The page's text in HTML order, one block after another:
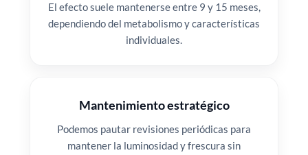
El efecto suele mantenerse entre 9 y 15 meses,
dependiendo del metabolismo y características
individuales.
Mantenimiento estratégico
Podemos pautar revisiones periódicas para
mantener la luminosidad y frescura sin